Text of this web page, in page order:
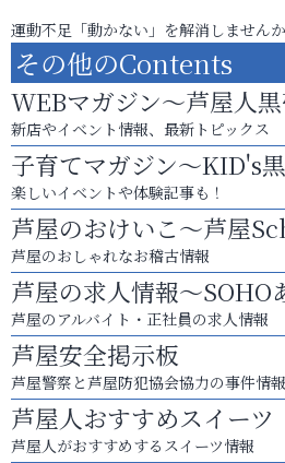
運動不足「動かない」を解消しません
その他のContents
WEBマガジン～芦屋人
新店やイベント情報、最新トピックス
子育てマガジン～KID's
楽しいイベントや体験記事も！
芦屋のおけいこ～芦屋
芦屋のおしゃれなお稽古情報
芦屋の求人情報～SOHO
芦屋のアルバイト・正社員の求人情報
芦屋安全掲示板
芦屋警察と芦屋防犯協会協力の事件情報
芦屋人おすすめスイーツ
芦屋人がおすすめするスイーツ情報